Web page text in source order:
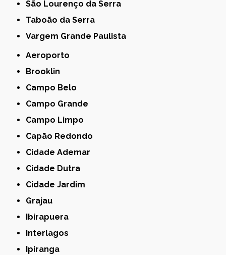
São Lourenço da Serra
Taboão da Serra
Vargem Grande Paulista
Aeroporto
Brooklin
Campo Belo
Campo Grande
Campo Limpo
Capão Redondo
Cidade Ademar
Cidade Dutra
Cidade Jardim
Grajau
Ibirapuera
Interlagos
Ipiranga